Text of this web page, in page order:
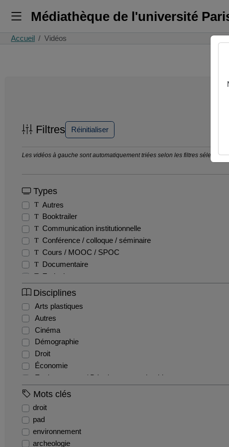
Médiathèque de l'université
Accueil Vidéos
Filtres Réinitialiser
Les vidéos à gauche sont automatiquement triées selon les filtres
Types
Autres
Booktrailer
Communication institutionnelle
Conférence / colloque / séminaire
Cours / MOOC / SPOC
Documentaire
Emission
Entretien / Témoignage / Retour d'expérience
Fiction
Film pédagogique
Reportage
Disciplines
Arts plastiques
Autres
Cinéma
Démographie
Droit
Économie
Environnement / Développement durable
EPS
Histoire
Mots clés
droit
pad
environnement
archeologie